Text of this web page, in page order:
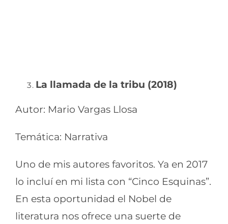
La llamada de la tribu (2018)
Autor: Mario Vargas Llosa
Temática: Narrativa
Uno de mis autores favoritos. Ya en 2017
lo incluí en mi lista con “Cinco Esquinas”.
En esta oportunidad el Nobel de
literatura nos ofrece una suerte de